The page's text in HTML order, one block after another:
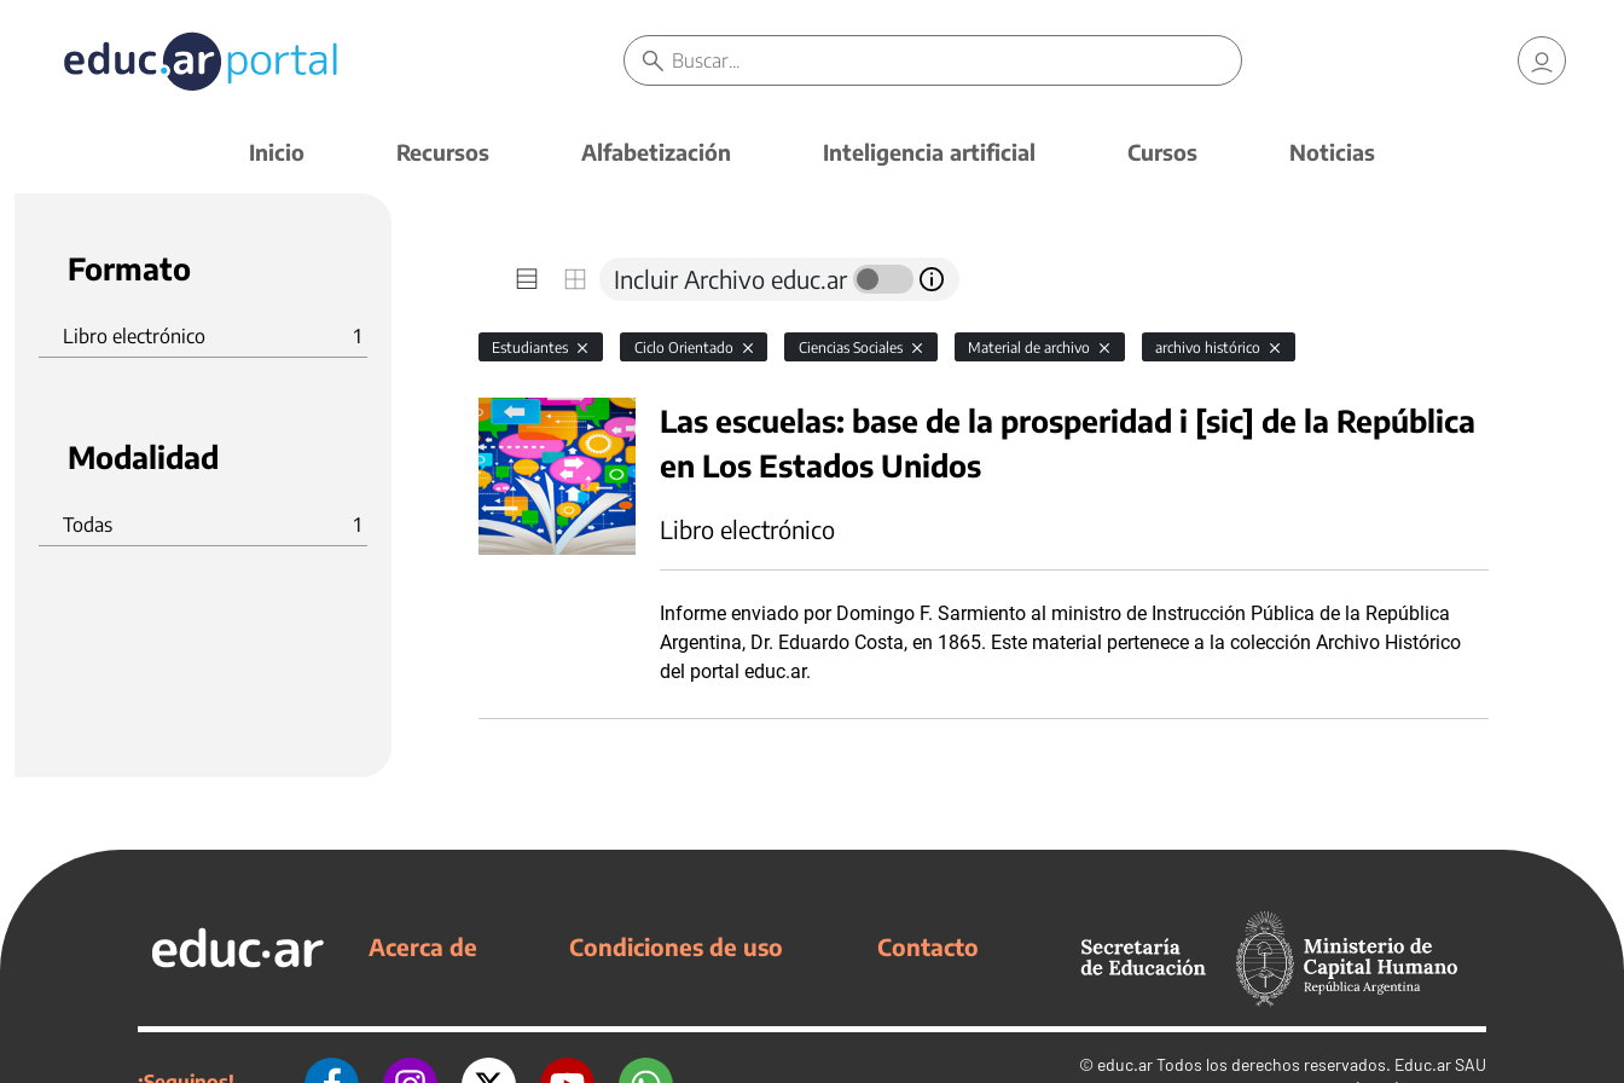
Inicio Recursos Alfabetización Inteligencia artificial Cursos Noticias
Formato
Libro electrónico 1
Modalidad
Todas 1
Incluir Archivo educ.ar
Estudiantes Ciclo Orientado Ciencias Sociales Material de archivo archivo histórico
Las escuelas: base de la prosperidad i [sic] de la República
en Los Estados Unidos
Libro electrónico
Informe enviado por Domingo F. Sarmiento al ministro de Instrucción Pública de la República
Argentina, Dr. Eduardo Costa, en 1865. Este material pertenece a la colección Archivo Histórico
del portal educ.ar.
Acerca de Condiciones de uso Contacto
© educ.arTodos los derechos reservados. Educ.ar SAU